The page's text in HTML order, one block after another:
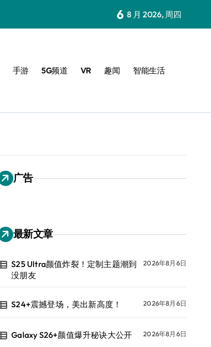
6 8 月 2026, 周四
手游 5G频道 VR 趣闻 智能生活
广告
最新文章
S25 Ultra颜值炸裂！定制主题潮到
没朋友
2026年8月6日
S24+震撼登场，美出新高度！ 2026年8月6日
Galaxy S26+颜值爆升秘诀大公开 2026年8月6日